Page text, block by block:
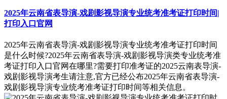
2025年云南省表导演-戏剧影视导演专业统考准考证打印时间|
打印入口官网
2025年云南省表导演-戏剧影视导演专业统考准考证打印时间
是什么时候?2025年云南省表导演-戏剧影视导演类专业统考准
考证打印入口官网在哪里?需要打印准考证的2025云南表导演-
戏剧影视导演考生请注意,官方已经公布2025年云南省表导演-
戏剧影视导演专业统考准考证打印时间等相关信息。